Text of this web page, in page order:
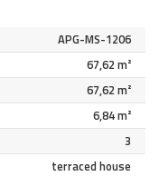
APG-MS-1206
67,62 m²
67,62 m²
6,84 m²
3
terraced house